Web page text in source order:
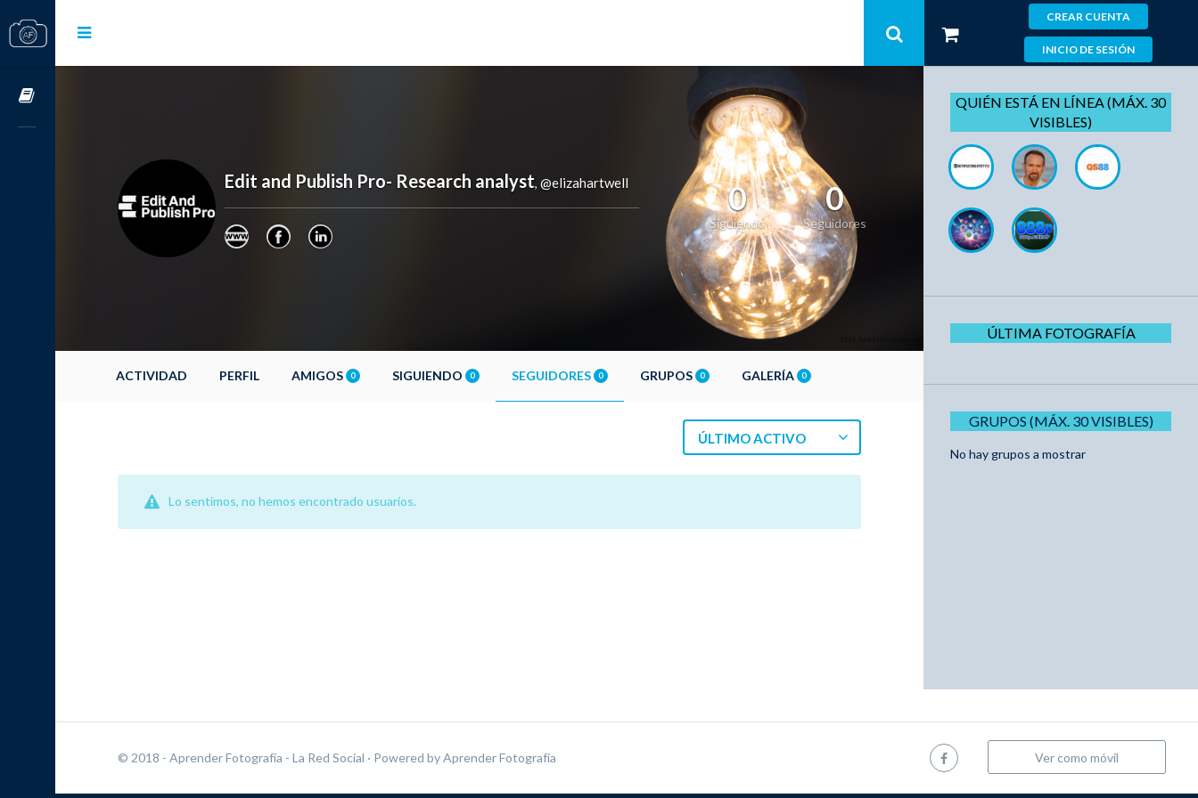
CREAR CUENTA
INICIO DE SESIÓN
Edit and Publish Pro- Research analyst, @elizahartwell 0
Siguiendo
0
Seguidores
ACTIVIDAD PERFIL AMIGOS 0 SIGUIENDO 0 SEGUIDORES 0 GRUPOS 0 GALERÍA 0
ÚLTIMO ACTIVO
Lo sentimos, no hemos encontrado usuarios.
QUIÉN ESTÁ EN LÍNEA (MÁX. 30
VISIBLES)
ÚLTIMA FOTOGRAFÍA
GRUPOS (MÁX. 30 VISIBLES)
No hay grupos a mostrar
© 2018 - Aprender Fotografía - La Red Social · Powered byAprender Fotografía